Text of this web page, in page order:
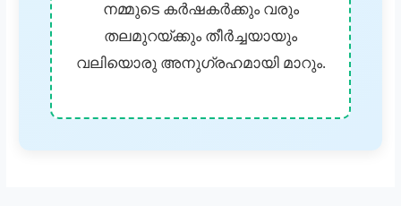
നമ്മുടെ കർഷകർക്കും വരും
തലമുറയ്ക്കും തീർച്ചയായും
വലിയൊരു അനുഗ്രഹമായി മാറും.